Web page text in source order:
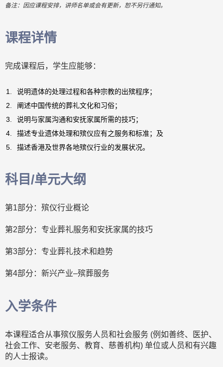
备注：因应课程安排，讲师名单或会有更新，恕不另行通知。
课程详情
完成课程后，学生应能够：
说明遗体的处理过程和各种宗教的出殡程序；
阐述中国传统的葬礼文化和习俗；
说明与家属沟通和安抚家属所需的技巧；
描述专业遗体处理和殡仪应有之服务和标准；及
描述香港及世界各地殡仪行业的发展状况。
科目/单元大纲
第1部分：殡仪行业概论
第2部分：专业葬礼服务和安抚家属的技巧
第3部分：专业葬礼技术和趋势
第4部分：新兴产业–殡葬服务
入学条件
本课程适合从事殡仪服务人员和社会服务 (例如善终、医护、
社会工作、安老服务、教育、慈善机构) 单位或人员和有兴趣
的人士报读。